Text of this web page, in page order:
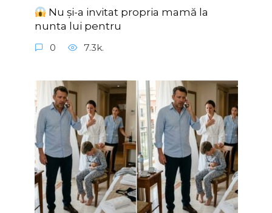
Nu și-a invitat propria mamă la
nunta lui pentru
0 7.3k.